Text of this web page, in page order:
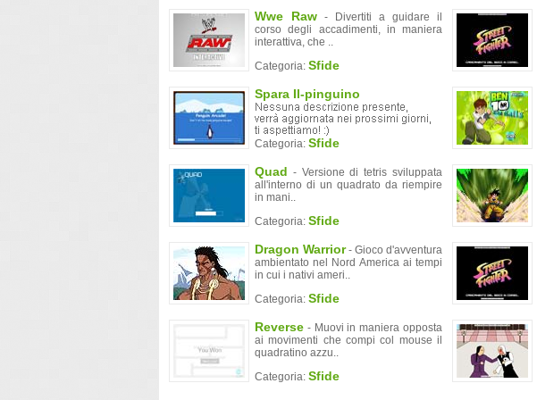
Wwe Raw - Divertiti a guidare il
corso degli accadimenti, in maniera
interattiva, che ..
Categoria: Sfide
Spara Il-pinguino
Categoria: Sfide
Quad - Versione di tetris sviluppata
all'interno di un quadrato da riempire
in mani..
Categoria: Sfide
Dragon Warrior- Gioco d'avventura
ambientato nel Nord America ai tempi
in cui i nativi ameri..
Categoria: Sfide
Reverse - Muovi in maniera opposta
ai movimenti che compi col mouse il
quadratino azzu..
Categoria: Sfide